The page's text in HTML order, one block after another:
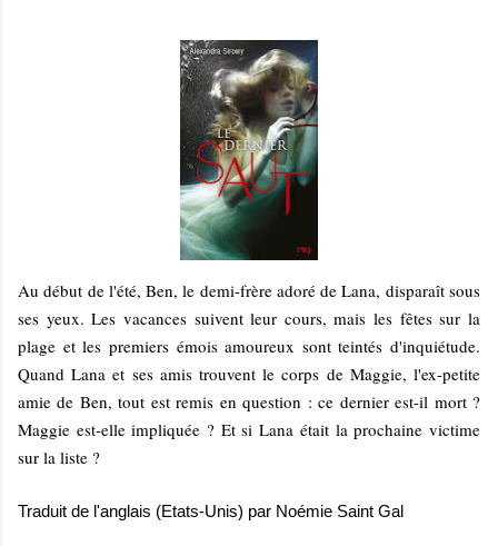
Au début de l'été, Ben, le demi-frère adoré de Lana, disparaît sous
ses yeux. Les vacances suivent leur cours, mais les fêtes sur la
plage et les premiers émois amoureux sont teintés d'inquiétude.
Quand Lana et ses amis trouvent le corps de Maggie, l'ex-petite
amie de Ben, tout est remis en question : ce dernier est-il mort ?
Maggie est-elle impliquée ? Et si Lana était la prochaine victime
sur la liste ?
Traduit de l'anglais (Etats-Unis) par Noémie Saint Gal